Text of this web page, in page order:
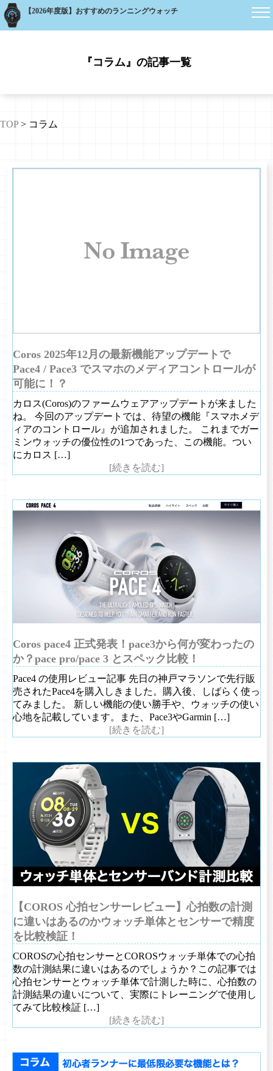
【2026年度版】おすすめのランニングウォッチ
『コラム』の記事一覧
TOP> コラム
Coros 2025年12月の最新機能アップデートで
Pace4 / Pace3 でスマホのメディアコントロールが
可能に！？
カロス(Coros)のファームウェアアップデートが来ました
ね。 今回のアップデートでは、待望の機能『スマホメデ
ィアのコントロール』が追加されました。 これまでガー
ミンウォッチの優位性の1つであった、この機能。つい
にカロス […]
[続きを読む]
Coros pace4 正式発表！pace3から何が変わったの
か？pace pro/pace 3 とスペック比較！
Pace4 の使用レビュー記事 先日の神戸マラソンで先行販
売されたPace4を購入しきました。購入後、しばらく使っ
てみました。 新しい機能の使い勝手や、ウォッチの使い
心地を記載しています。また、Pace3やGarmin […]
[続きを読む]
【COROS 心拍センサーレビュー】心拍数の計測
に違いはあるのかウォッチ単体とセンサーで精度
を比較検証！
COROSの心拍センサーとCOROSウォッチ単体での心拍
数の計測結果に違いはあるのでしょうか？この記事では
心拍センサーとウォッチ単体で計測した時に、心拍数の
計測結果の違いについて、実際にトレーニングで使用し
てみて比較検証 […]
[続きを読む]